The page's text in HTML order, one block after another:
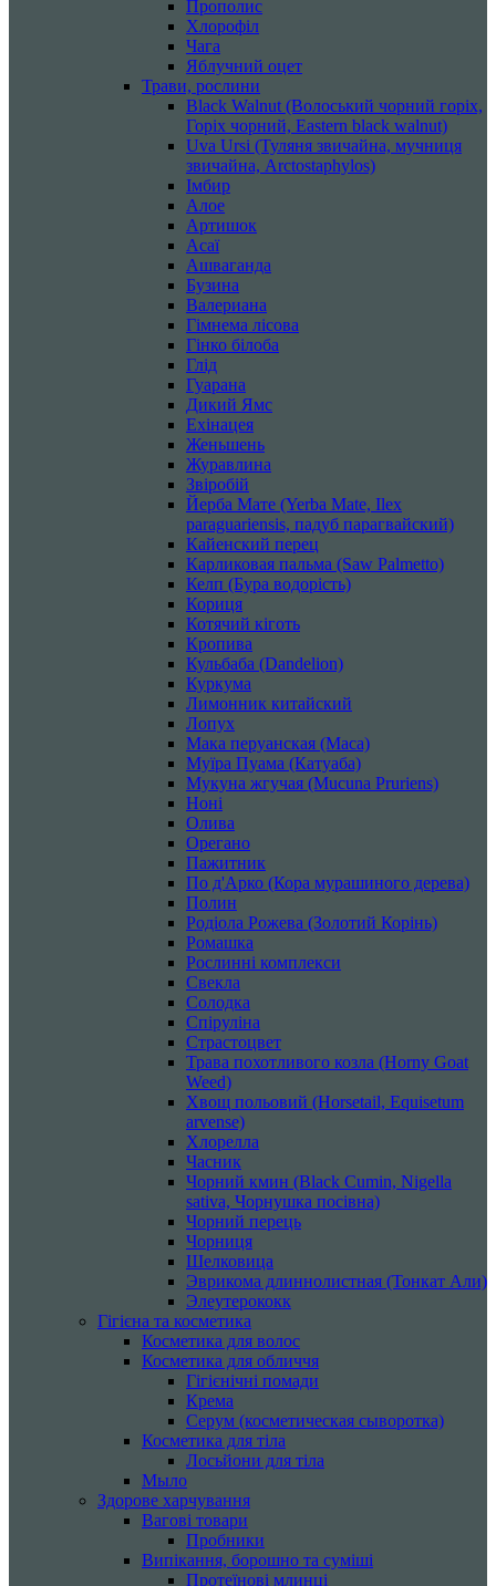
Прополис
Хлорофіл
Чага
Яблучний оцет
Трави, рослини
Black Walnut (Волоський чорний горіх,
Горіх чорний, Eastern black walnut)
Uva Ursi (Туляня звичайна, мучниця
звичайна, Arctostaphylos)
Імбир
Алое
Артишок
Асаї
Ашваганда
Бузина
Валериана
Гімнема лісова
Гінко білоба
Глід
Гуарана
Дикий Ямс
Ехінацея
Женьшень
Журавлина
Звіробій
Йерба Мате (Yerba Mate, Ilex
paraguariensis, падуб парагвайский)
Кайенский перец
Карликовая пальма (Saw Palmetto)
Келп (Бура водорість)
Кориця
Котячий кіготь
Кропива
Кульбаба (Dandelion)
Куркума
Лимонник китайский
Лопух
Мака перуанская (Maca)
Муїра Пуама (Катуаба)
Мукуна жгучая (Mucuna Pruriens)
Ноні
Олива
Орегано
Пажитник
По д'Арко (Кора мурашиного дерева)
Полин
Родіола Рожева (Золотий Корінь)
Ромашка
Рослинні комплекси
Свекла
Солодка
Спіруліна
Страстоцвет
Трава похотливого козла (Horny Goat
Weed)
Хвощ польовий (Horsetail, Equisetum
arvense)
Хлорелла
Часник
Чорний кмин (Black Cumin, Nigella
sativa, Чорнушка посівна)
Чорний перець
Чорниця
Шелковица
Эврикома длиннолистная (Тонкат Али)
Элеутерококк
Гігієна та косметика
Косметика для волос
Косметика для обличчя
Гігієнічні помади
Крема
Серум (косметическая сыворотка)
Косметика для тіла
Лосьйони для тіла
Мыло
Здорове харчування
Вагові товари
Пробники
Випікання, борошно та суміші
Протеїнові млинці